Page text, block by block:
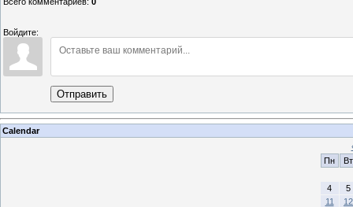
Войдите:
Отправить
Calendar
Пн
Вт
4
5
11
12